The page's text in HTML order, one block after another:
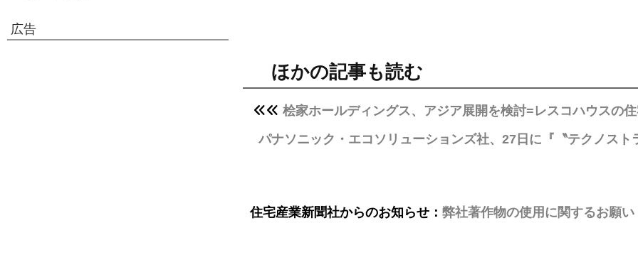
ほかの記事も読む
桧家ホールディングス、アジア展開を検討=レスコハウスの
パナソニック・エコソリューションズ社、27日に『〝テクノス
住宅産業新聞社からのお知らせ： 弊社著作物の使用に関するお願い
広告